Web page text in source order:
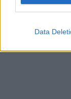
Data